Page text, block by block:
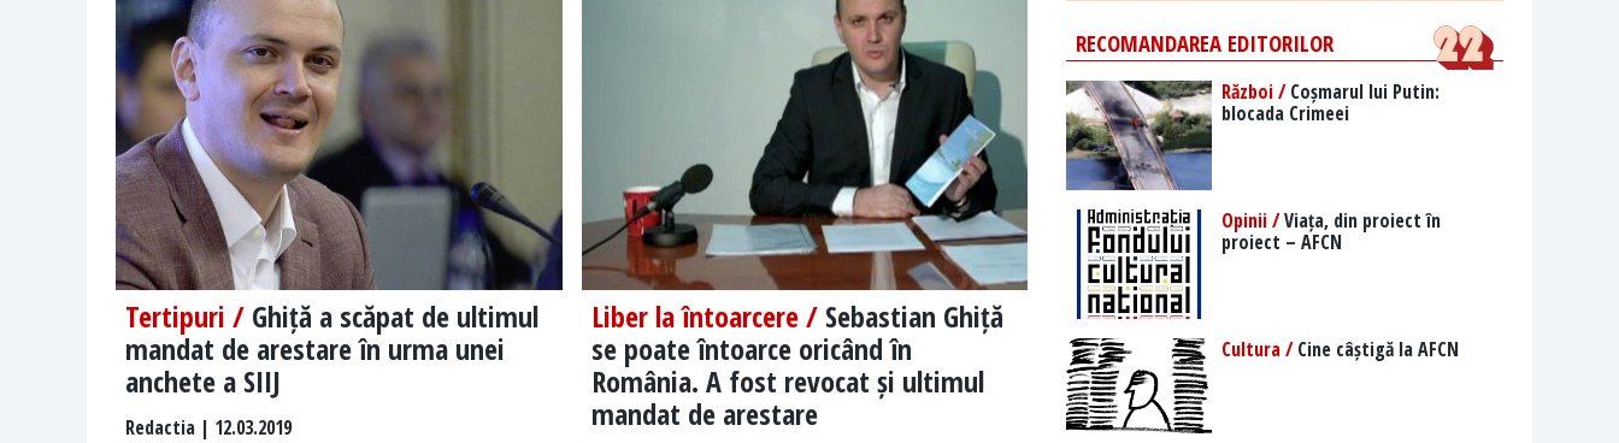
Tertipuri / Ghiță a scăpat de ultimul
mandat de arestare în urma unei
anchete a SIIJ
Redactia | 12.03.2019
Liber la întoarcere / Sebastian Ghiță
se poate întoarce oricând în
România. A fost revocat și ultimul
mandat de arestare
RECOMANDAREA EDITORILOR
Război /Coșmarul lui Putin:
blocada Crimeei
Opinii /Viața, din proiect în
proiect – AFCN
Cultura /Cine câștigă la AFCN